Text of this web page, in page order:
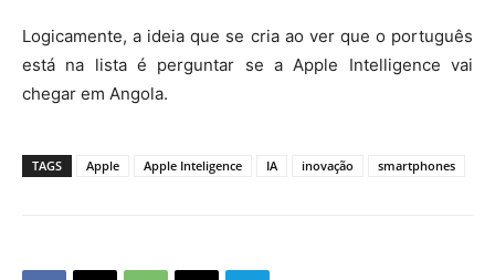
Logicamente, a ideia que se cria ao ver que o português
está na lista é perguntar se a Apple Intelligence vai
chegar em Angola.
TAGS Apple Apple Inteligence IA inovação smartphones